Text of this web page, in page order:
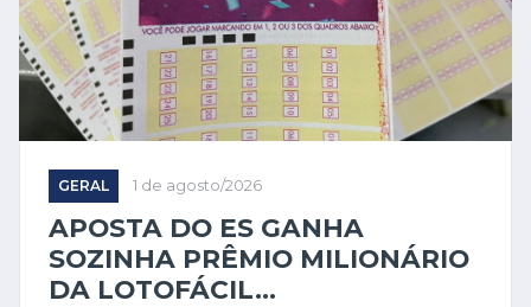
GERAL 1 de agosto/2026
APOSTA DO ES GANHA
SOZINHA PRÊMIO MILIONÁRIO
DA LOTOFÁCIL...